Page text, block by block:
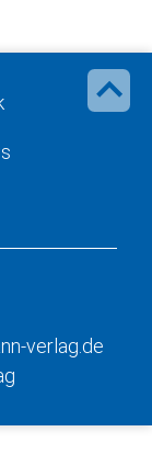
verlag.de